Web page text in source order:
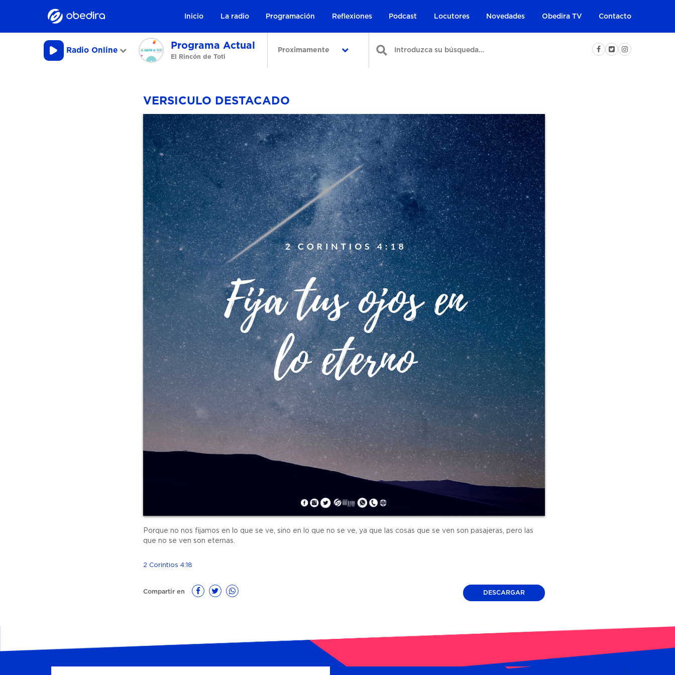
Inicio La radio Programación Reflexiones Podcast Locutores Novedades Obedira TV Contacto
Radio Online Programa Actual
El Rincón de Toti
Proximamente
VERSICULO DESTACADO
Porque no nos fijamos en lo que se ve, sino en lo que no se ve, ya que las cosas que se ven son pasajeras, pero las
que no se ven son eternas.
2 Corintios 4:18
Compartir en DESCARGAR